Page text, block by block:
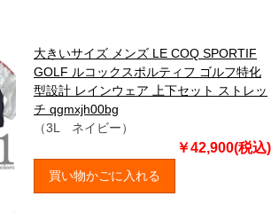
大きいサイズ メンズ LE COQ SPORTIF
GOLF ルコックスポルティフ ゴルフ特化
型設計 レインウェア 上下セット ストレッ
チ qgmxjh00bg
（3L ネイビー）
￥42,900(税込)
買い物かごに入れる